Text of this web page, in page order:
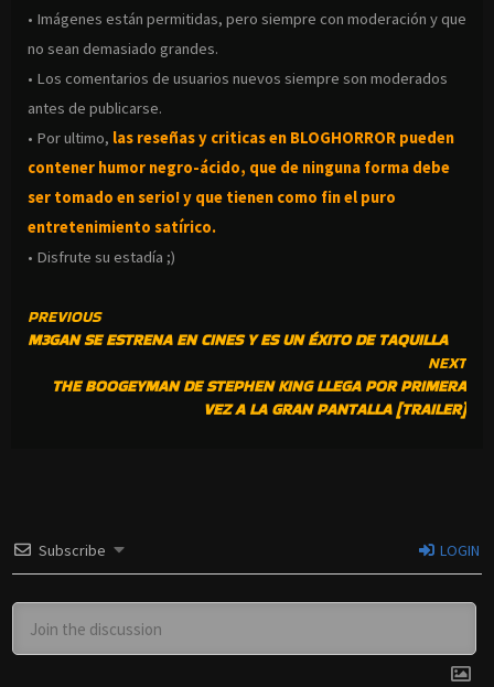
• Imágenes están permitidas, pero siempre con moderación y que
no sean demasiado grandes.
• Los comentarios de usuarios nuevos siempre son moderados
antes de publicarse.
• Por ultimo, las reseñas y criticas en BLOGHORROR pueden
contener humor negro-ácido, que de ninguna forma debe
ser tomado en serio! y que tienen como fin el puro
entretenimiento satírico.
• Disfrute su estadía ;)
CONTINUE
READING
PREVIOUS
M3GAN SE ESTRENA EN CINES Y ES UN ÉXITO DE TAQUILLA
NEXT
THE BOOGEYMAN DE STEPHEN KING LLEGA POR PRIMERA
VEZ A LA GRAN PANTALLA [TRAILER]
Subscribe LOGIN